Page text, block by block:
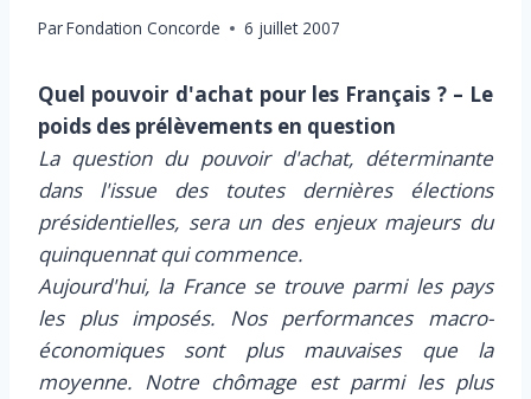
ParFondation Concorde 6 juillet 2007
Quel pouvoir d'achat pour les Français ? – Le
poids des prélèvements en question
La question du pouvoir d'achat, déterminante
dans l'issue des toutes dernières élections
présidentielles, sera un des enjeux majeurs du
quinquennat qui commence.
Aujourd'hui, la France se trouve parmi les pays
les plus imposés. Nos performances macro-
économiques sont plus mauvaises que la
moyenne. Notre chômage est parmi les plus